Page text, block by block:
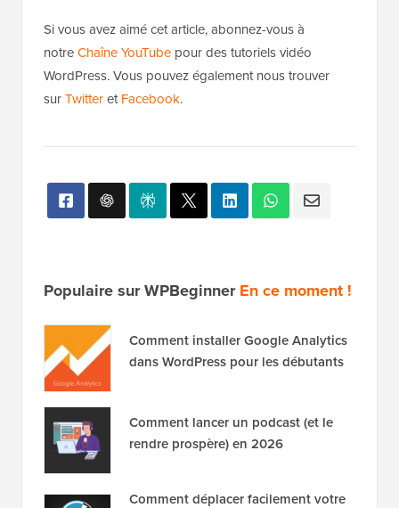
Si vous avez aimé cet article, abonnez-vous à
notreChaîne YouTube pour des tutoriels vidéo
WordPress. Vous pouvez également nous trouver
surTwitteretFacebook.
Populaire sur WPBeginnerEn ce moment !
Comment installer Google Analytics
dans WordPress pour les débutants
Comment lancer un podcast (et le
rendre prospère) en 2026
Comment déplacer facilement votre